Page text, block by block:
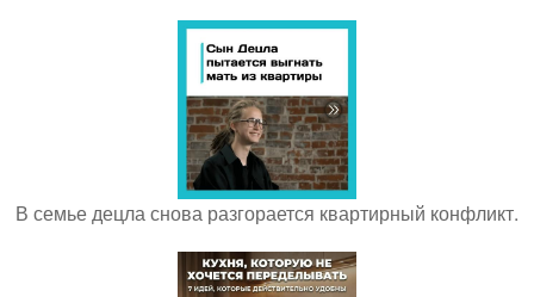
В семье децла снова разгорается квартирный конфликт.